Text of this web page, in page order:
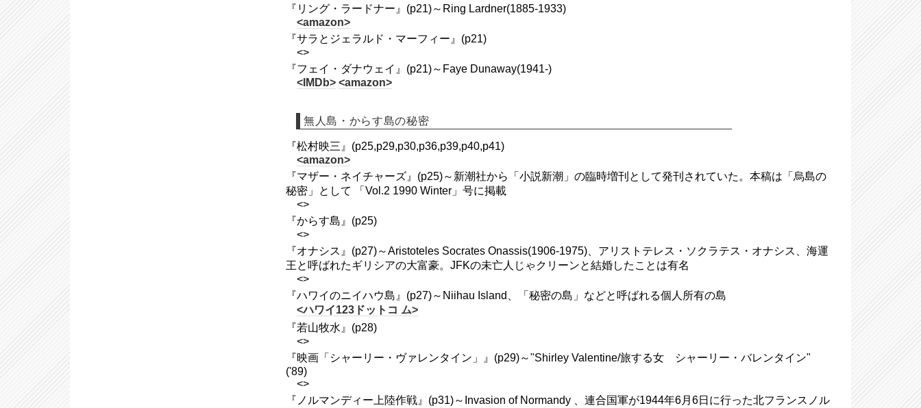
『リング・ラードナー』(p21)～Ring Lardner(1885-1933)
<amazon>
『サラとジェラルド・マーフィー』(p21)
<>
『フェイ・ダナウェイ』(p21)～Faye Dunaway(1941-)
<IMDb> <amazon>
無人島・からす島の秘密
『松村映三』(p25,p29,p30,p36,p39,p40,p41)
<amazon>
『マザー・ネイチャーズ』(p25)～新潮社から「小説新潮」の臨時増刊として発刊されていた。本稿は「烏島の
秘密」として 「Vol.2 1990 Winter」号に掲載
<>
『からす島』(p25)
<>
『オナシス』(p27)～Aristoteles Socrates Onassis(1906-1975)、アリストテレス・ソクラテス・オナシス、海運
王と呼ばれたギリシアの大富豪。JFKの未亡人じゃクリーンと結婚したことは有名
<>
『ハワイのニイハウ島』(p27)～Niihau Island、「秘密の島」などと呼ばれる個人所有の島
<ハワイ123ドットコ ム>
『若山牧水』(p28)
<>
『映画「シャーリー・ヴァレンタイン」』(p29)～"Shirley Valentine/旅する女 シャーリー・バレンタイン"
('89)
<>
『ノルマンディー上陸作戦』(p31)～Invasion of Normandy 、連合国軍が1944年6月6日に行った北フランスノル